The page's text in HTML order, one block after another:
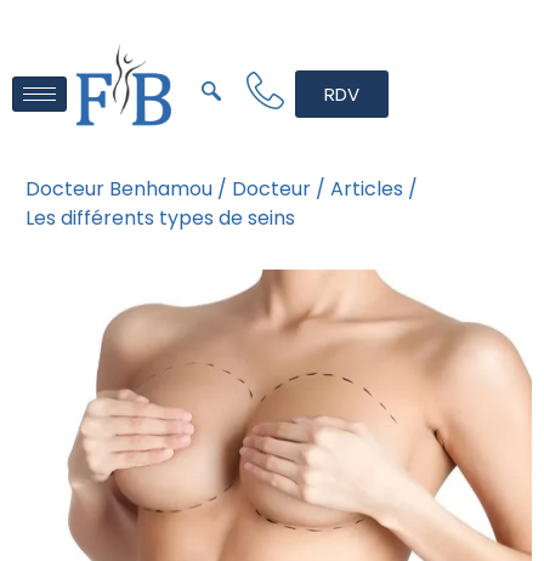
RDV
Docteur Benhamou / Docteur / Articles /
Les différents types de seins